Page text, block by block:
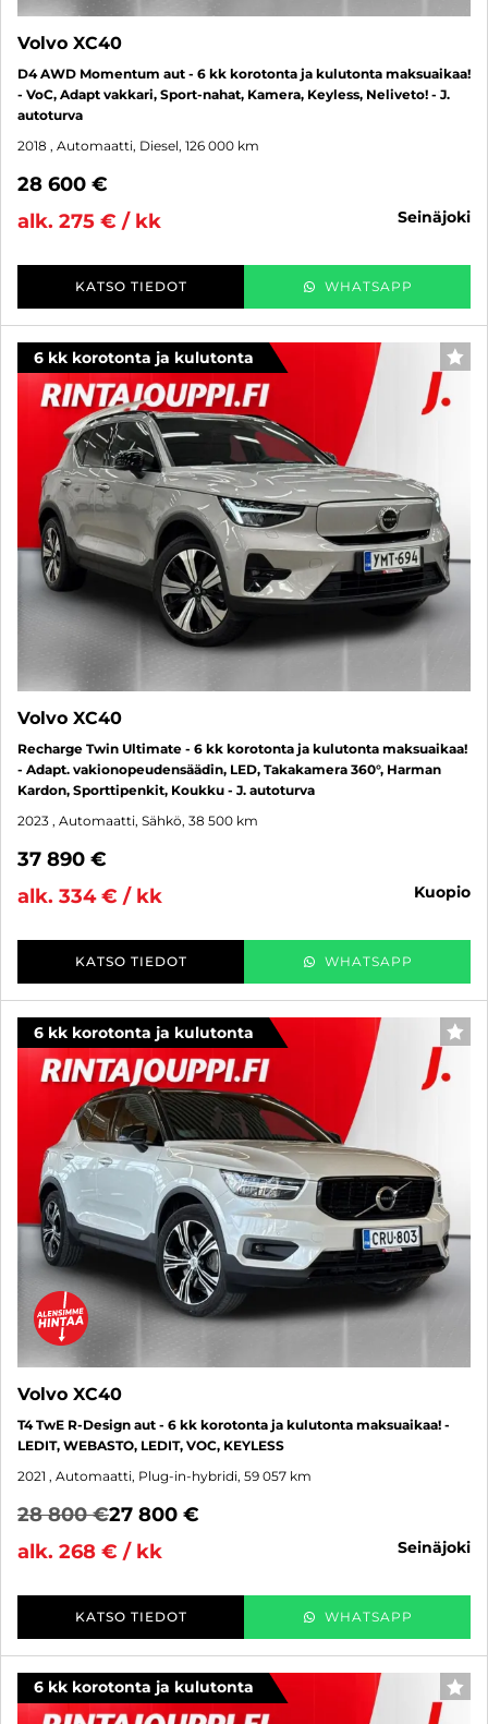
Volvo XC40
D4 AWD Momentum aut - 6 kk korotonta ja kulutonta maksuaikaa!
- VoC, Adapt vakkari, Sport-nahat, Kamera, Keyless, Neliveto! - J.
autoturva
2018 , Automaatti, Diesel, 126 000 km
28 600 €
alk. 275 € / kk
seinäjoki
KATSO TIEDOT WHATSAPP
6 kk korotonta ja kulutonta
Volvo XC40
Recharge Twin Ultimate - 6 kk korotonta ja kulutonta maksuaikaa!
- Adapt. vakionopeudensäädin, LED, Takakamera 360°, Harman
Kardon, Sporttipenkit, Koukku - J. autoturva
2023 , Automaatti, Sähkö, 38 500 km
37 890 €
alk. 334 € / kk
kuopio
KATSO TIEDOT WHATSAPP
6 kk korotonta ja kulutonta
Volvo XC40
T4 TwE R-Design aut - 6 kk korotonta ja kulutonta maksuaikaa! -
LEDIT, WEBASTO, LEDIT, VOC, KEYLESS
2021 , Automaatti, Plug-in-hybridi, 59 057 km
28 800 €27 800 €
alk. 268 € / kk
seinäjoki
KATSO TIEDOT WHATSAPP
6 kk korotonta ja kulutonta